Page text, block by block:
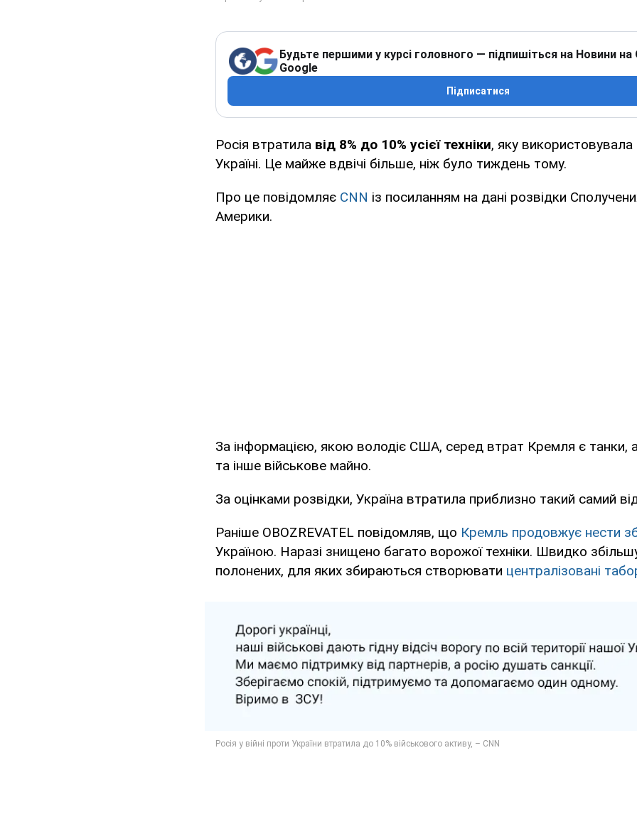
Будьте першими у курсі головного — підпишіться на Новини на
Google
Підписатися
Росія втратила від 8% до 10% усієї техніки, яку використовувала
Україні. Це майже вдвічі більше, ніж було тиждень тому.
Про це повідомляє CNN із посиланням на дані розвідки
Америки.
За інформацією, якою володіє США, серед втрат Кремля є танки,
та інше військове майно.
За оцінками розвідки, Україна втратила приблизно такий самий
Раніше OBOZREVATEL повідомляв, що Кремль продовжує нести
Україною. Наразі знищено багато ворожої техніки. Швидко
полонених, для яких збираються створювати централізовані